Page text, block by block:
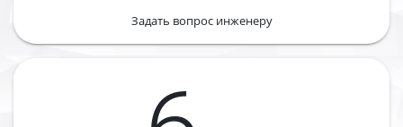
Задать вопрос инженеру